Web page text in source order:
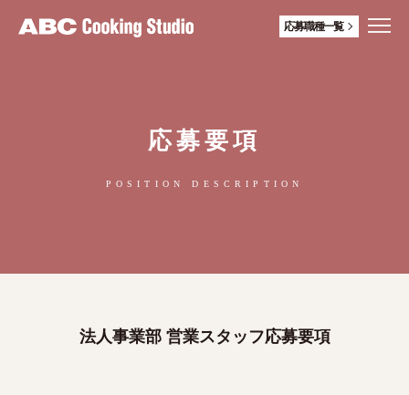
応募職種一覧
応募要項
POSITION DESCRIPTION
法人事業部 営業スタッフ応募要項